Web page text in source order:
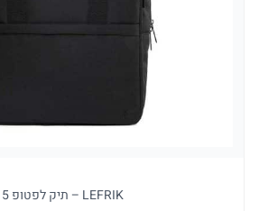
LEFRIK – תיק לפטופ 15"